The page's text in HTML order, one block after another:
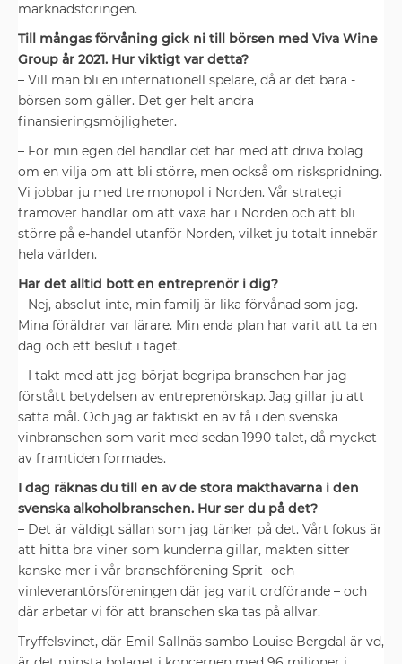
marknadsföringen.
Till mångas förvåning gick ni till börsen med Viva Wine
Group år 2021. Hur viktigt var detta?
– Vill man bli en ­internationell ­spelare, då är det bara ­
börsen som ­gäller. Det ger helt andra
finansieringsmöjligheter.
– För min egen del handlar det här med att driva bolag
om en vilja om att bli större, men också om riskspridning.
Vi jobbar ju med tre monopol i Norden. Vår strategi
framöver ­handlar om att växa här i Norden och att bli
större på e-handel utanför Norden, ­vilket ju totalt innebär
hela världen.
Har det alltid bott en entreprenör i dig?
– Nej, absolut inte, min familj är lika förvånad som jag.
Mina föräldrar var lärare. Min enda plan har varit att ta en
dag och ett beslut i taget.
– I takt med att jag börjat begripa branschen har jag
förstått ­betydelsen av entreprenörskap. Jag gillar ju att
sätta mål. Och jag är faktiskt en av få i den svenska
vinbranschen som ­varit med sedan 1990-talet, då mycket
av framtiden formades.
I dag räknas du till en av de stora makthavarna i den
svenska alkoholbranschen. Hur ser du på det?
– Det är väldigt sällan som jag ­tänker på det. Vårt fokus är
att hitta bra viner som kunderna gillar, ­makten ­sitter
kanske mer i vår bransch­förening Sprit- och
vinleverantörs­föreningen där jag varit ordförande – och
där arbetar vi för att branschen ska tas på allvar.
Tryffelsvinet, där Emil ­Sallnäs sambo Louise Bergdal är vd,